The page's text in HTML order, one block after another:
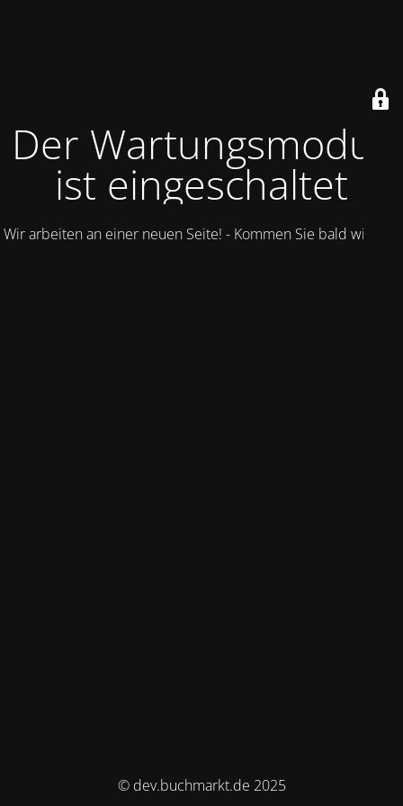
Der Wartungsmodus
ist eingeschaltet
Wir arbeiten an einer neuen Seite! - Kommen Sie bald wieder.
© dev.buchmarkt.de 2025